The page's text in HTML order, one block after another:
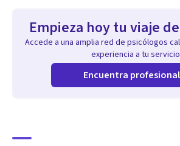
Empieza hoy tu viaje
Accede a una amplia red de psicólogos
experiencia a tu
Encuentra